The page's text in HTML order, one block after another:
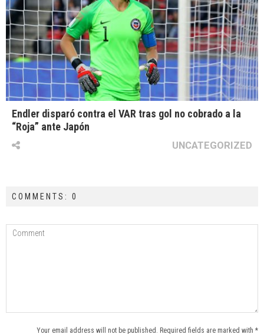
Endler disparó contra el VAR tras gol no cobrado a la
“Roja” ante Japón
UNCATEGORIZED
COMMENTS: 0
Your email address will not be published. Required fields are marked with *